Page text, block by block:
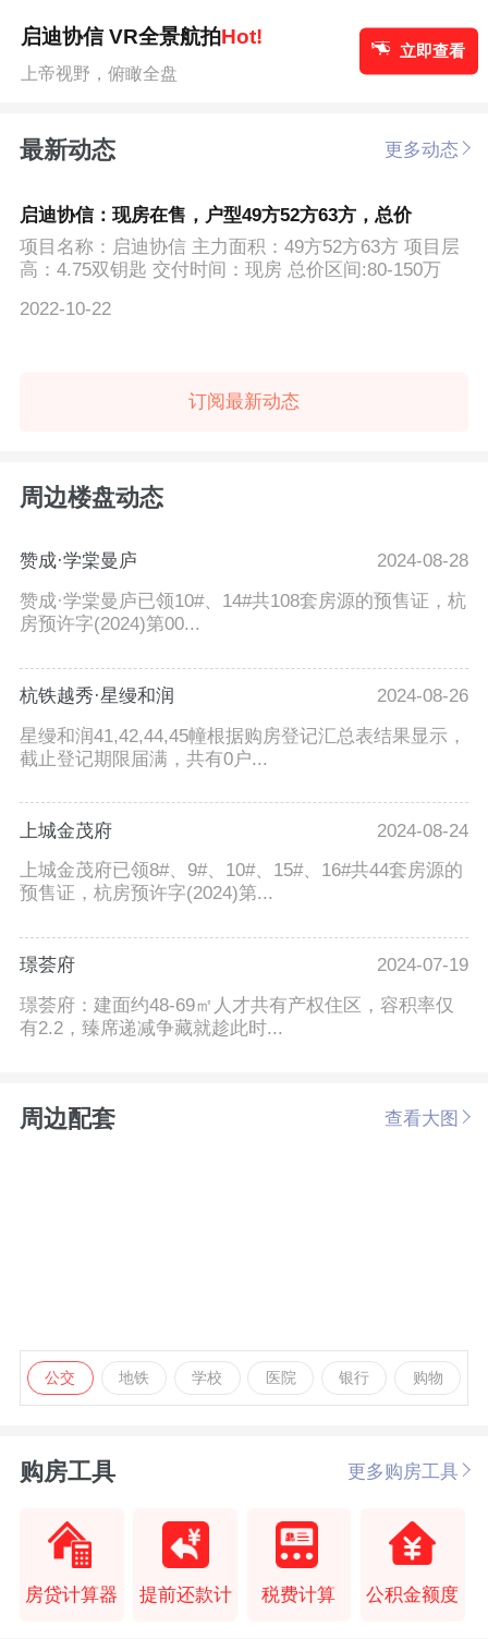
启迪协信 VR全景航拍Hot!
上帝视野，俯瞰全盘
立即查看
最新动态 更多动态
启迪协信：现房在售，户型49方52方63方，总价
项目名称：启迪协信 主力面积：49方52方63方 项目层
高：4.75双钥匙 交付时间：现房 总价区间:80-150万
2022-10-22
订阅最新动态
周边楼盘动态
赞成·学棠曼庐
2024-08-28
赞成·学棠曼庐已领10#、14#共108套房源的预售证，杭
房预许字(2024)第00...
杭铁越秀·星缦和润
2024-08-26
星缦和润41,42,44,45幢根据购房登记汇总表结果显示，
截止登记期限届满，共有0户...
上城金茂府
2024-08-24
上城金茂府已领8#、9#、10#、15#、16#共44套房源的
预售证，杭房预许字(2024)第...
璟荟府
2024-07-19
璟荟府：建面约48-69㎡人才共有产权住区，容积率仅
有2.2，臻席递减争藏就趁此时...
周边配套 查看大图
公交 地铁 学校 医院 银行 购物
购房工具 更多购房工具
房贷计算器 提前还款计 税费计算 公积金额度